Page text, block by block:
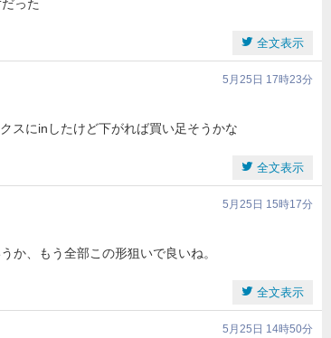
った
全文表示
5月25日 17時23分
スにinしたけど下がれば買い足そうかな
全文表示
5月25日 15時17分
か、もう全部この形狙いで良いね。
全文表示
5月25日 14時50分